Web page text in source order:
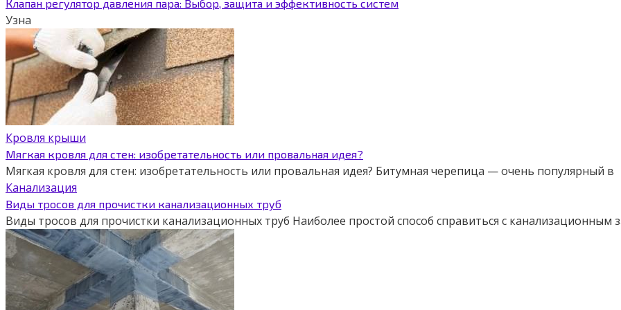
Клапан регулятор давления пара: Выбор, защита и эффективность систем
Узна
Кровля крыши
Мягкая кровля для стен: изобретательность или провальная идея?
Мягкая кровля для стен: изобретательность или провальная идея? Битумная черепица — очень популярный в
Канализация
Виды тросов для прочистки канализационных труб
Виды тросов для прочистки канализационных труб Наиболее простой способ справиться с канализационным